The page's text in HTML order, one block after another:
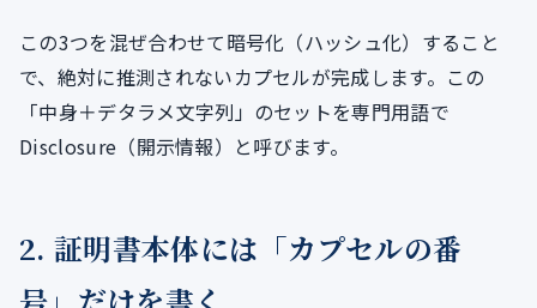
この3つを混ぜ合わせて暗号化（ハッシュ化）すること
で、絶対に推測されないカプセルが完成します。この
「中身＋デタラメ文字列」のセットを専門用語で
Disclosure（開示情報）と呼びます。
2. 証明書本体には「カプセルの番